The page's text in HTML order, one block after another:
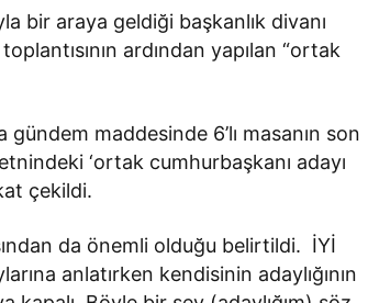
bir araya geldiği başkanlık divanı
ardından yapılan “ortak
gündem maddesinde 6’lı masanın son
‘ortak cumhurbaşkanı adayı
çekildi.
da önemli olduğu belirtildi. İYİ
anlatırken kendisinin adaylığının